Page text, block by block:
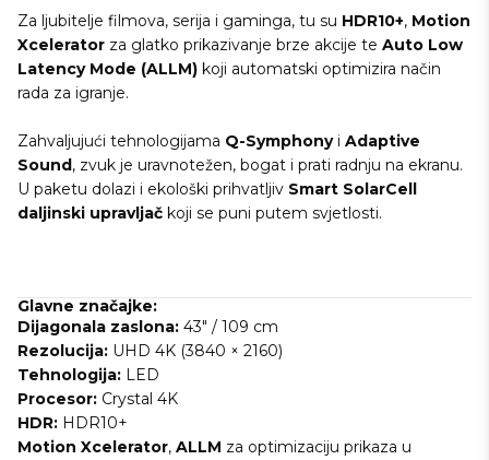
Za ljubitelje filmova, serija i gaminga, tu su HDR10+, Motion
Xcelerator za glatko prikazivanje brze akcije te Auto Low
Latency Mode (ALLM) koji automatski optimizira način
rada za igranje.
Zahvaljujući tehnologijama Q-Symphonyi Adaptive
Sound, zvuk je uravnotežen, bogat i prati radnju na ekranu.
U paketu dolazi i ekološki prihvatljiv Smart SolarCell
daljinski upravljač koji se puni putem svjetlosti.
Glavne značajke:
Dijagonala zaslona: 43" / 109 cm
Rezolucija: UHD 4K (3840 × 2160)
Tehnologija: LED
Procesor: Crystal 4K
HDR: HDR10+
Motion Xcelerator, ALLM za optimizaciju prikaza u